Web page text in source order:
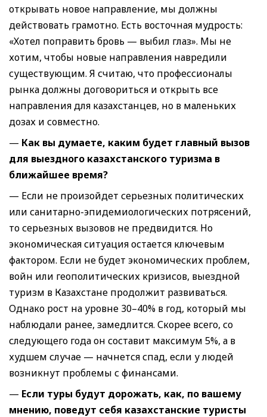
открывать новое направление, мы должны
действовать грамотно. Есть восточная мудрость:
«Хотел поправить бровь — выбил глаз». Мы не
хотим, чтобы новые направления навредили
существующим. Я считаю, что профессионалы
рынка должны договориться и открыть все
направления для казахстанцев, но в маленьких
дозах и совместно.
— Как вы думаете, каким будет главный вызов
для выездного казахстанского туризма в
ближайшее время?
— Если не произойдет серьезных политических
или санитарно-эпидемиологических потрясений,
то серьезных вызовов не предвидится. Но
экономическая ситуация остается ключевым
фактором. Если не будет экономических проблем,
войн или геополитических кризисов, выездной
туризм в Казахстане продолжит развиваться.
Однако рост на уровне 30–40% в год, который мы
наблюдали ранее, замедлится. Скорее всего, со
следующего года он составит максимум 5%, а в
худшем случае — начнется спад, если у людей
возникнут проблемы с финансами.
— Если туры будут дорожать, как, по вашему
мнению, поведут себя казахстанские туристы